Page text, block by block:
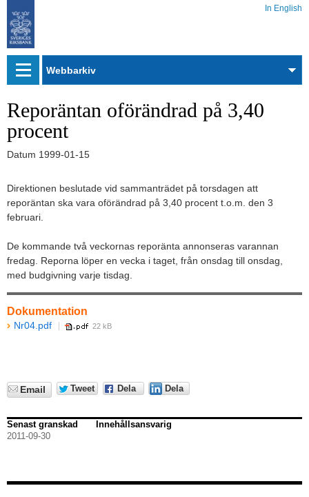
In English
Webbarkiv
Reporäntan oförändrad på 3,40
procent
Datum 1999-01-15
Direktionen beslutade vid sammanträdet på torsdagen att
reporäntan ska vara oförändrad på 3,40 procent t.o.m. den 3
februari.
De kommande två veckornas reporänta annonseras varannan
fredag. Reporna löper en vecka i taget, från onsdag till onsdag,
med budgivning varje tisdag.
Dokumentation
Nr04.pdf 22 kB
Email Tweet Dela Dela
Senast granskad
2011-09-30
Innehållsansvarig